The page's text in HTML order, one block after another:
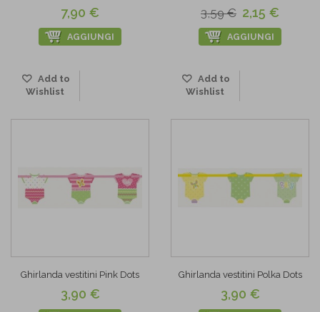
7,90 €
AGGIUNGI
Add to
Wishlist
3,59 € 2,15 €
AGGIUNGI
Add to
Wishlist
Ghirlanda vestitini Pink Dots
3,90 €
Ghirlanda vestitini Polka Dots
3,90 €